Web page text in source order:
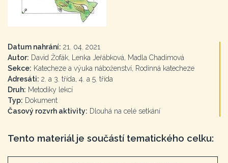
Datum nahrání: 21. 04. 2021
Autor: David Žofák, Lenka Jeřábková, Madla Chadimová
Sekce: Katecheze a výuka náboženství, Rodinná katecheze
Adresáti: 2. a 3. třída, 4. a 5. třída
Druh: Metodiky lekcí
Typ: Dokument
Časový rozvrh aktivity: Dlouhá na celé setkání
Tento materiál je součástí tematického celku: